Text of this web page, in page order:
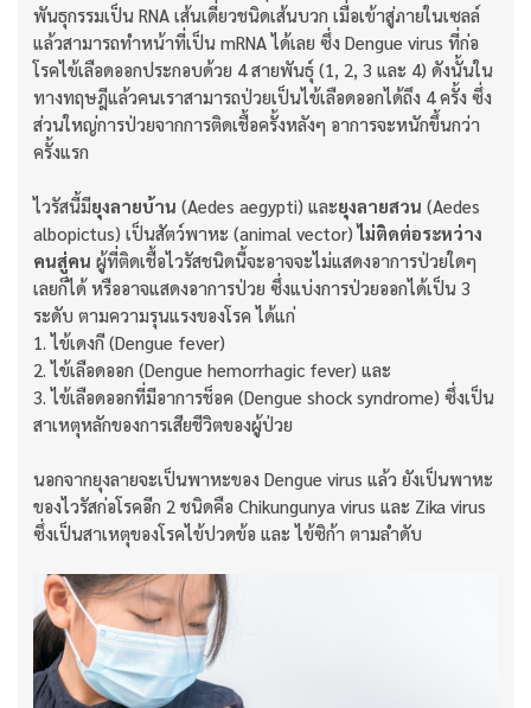
พันธุกรรมเป็น RNA เส้นเดี่ยวชนิดเส้นบวก เมื่อเข้าสู่ภายในเซลล์
แล้วสามารถทำหน้าที่เป็น mRNA ได้เลย ซึ่ง Dengue virus ที่ก่อ
โรคไข้เลือดออกประกอบด้วย 4 สายพันธุ์ (1, 2, 3 และ 4) ดังนั้นใน
ทางทฤษฎีแล้วคนเราสามารถป่วยเป็นไข้เลือดออกได้ถึง 4 ครั้ง ซึ่ง
ส่วนใหญ่การป่วยจากการติดเชื้อครั้งหลังๆ อาการจะหนักขึ้นกว่า
ครั้งแรก
ไวรัสนี้มียุงลายบ้าน (Aedes aegypti) และยุงลายสวน (Aedes
albopictus) เป็นสัตว์พาหะ (animal vector)ไม่ติดต่อระหว่าง
คนสู่คน ผู้ที่ติดเชื้อไวรัสชนิดนี้จะอาจจะไม่แสดงอาการป่วยใดๆ
เลยก็ได้ หรืออาจแสดงอาการป่วย ซึ่งแบ่งการป่วยออกได้เป็น 3
ระดับ ตามความรุนแรงของโรค ได้แก่
1. ไข้เดงกี (Dengue fever)
2. ไข้เลือดออก (Dengue hemorrhagic fever) และ
3. ไข้เลือดออกที่มีอาการช็อค (Dengue shock syndrome) ซึ่งเป็น
สาเหตุหลักของการเสียชีวิตของผู้ป่วย
นอกจากยุงลายจะเป็นพาหะของ Dengue virus แล้ว ยังเป็นพาหะ
ของไวรัสก่อโรคอีก 2 ชนิดคือ Chikungunya virus และ Zika virus
ซึ่งเป็นสาเหตุของโรคไข้ปวดข้อ และ ไข้ซิก้า ตามลำดับ